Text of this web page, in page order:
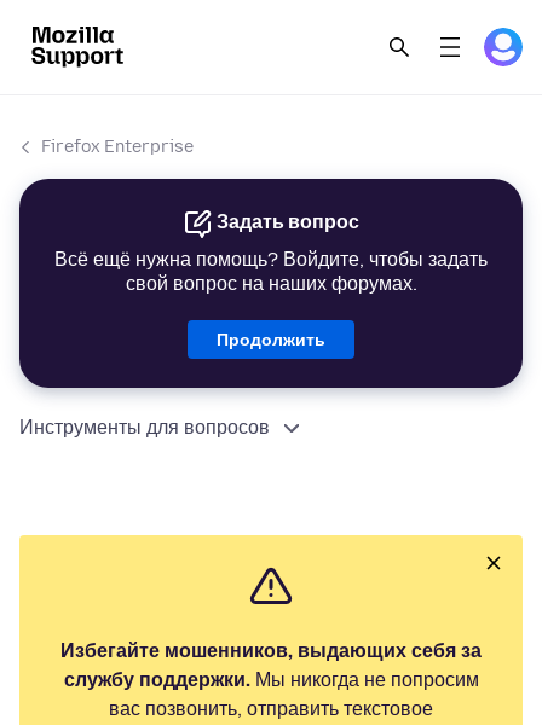
Firefox Enterprise
Задать вопрос
Всё ещё нужна помощь? Войдите, чтобы задать
свой вопрос на наших форумах.
Продолжить
Инструменты для вопросов
Избегайте мошенников, выдающих себя за
службу поддержки.Мы никогда не попросим
вас позвонить, отправить текстовое